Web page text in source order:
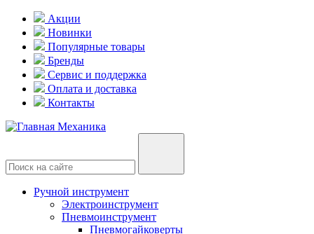
Акции
Новинки
Популярные товары
Бренды
Сервис и поддержка
Оплата и доставка
Контакты
Ручной инструмент
Электроинструмент
Пневмоинструмент
Пневмогайковерты